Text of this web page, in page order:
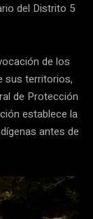
del Distrito 5
de los
sus territorios,
de Protección
establece la
antes de